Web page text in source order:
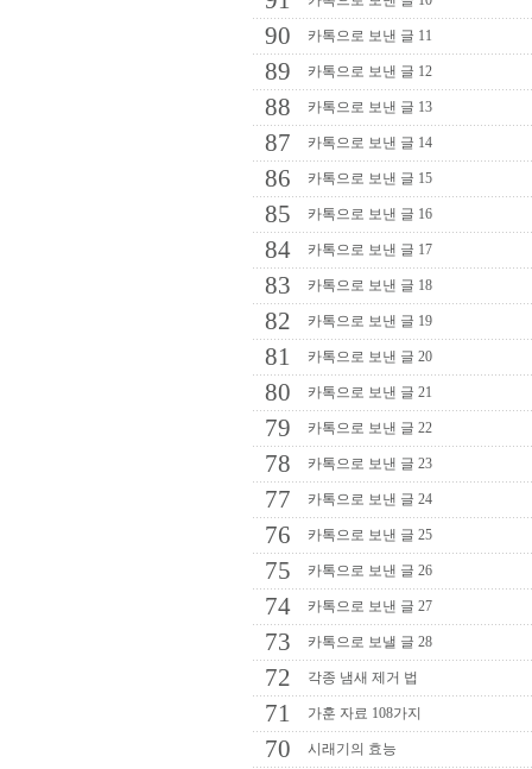
90 카톡으로 보낸 글 11
89 카톡으로 보낸 글 12
88 카톡으로 보낸 글 13
87 카톡으로 보낸 글 14
86 카톡으로 보낸 글 15
85 카톡으로 보낸 글 16
84 카톡으로 보낸 글 17
83 카톡으로 보낸 글 18
82 카톡으로 보낸 글 19
81 카톡으로 보낸 글 20
80 카톡으로 보낸 글 21
79 카톡으로 보낸 글 22
78 카톡으로 보낸 글 23
77 카톡으로 보낸 글 24
76 카톡으로 보낸 글 25
75 카톡으로 보낸 글 26
74 카톡으로 보낸 글 27
73 카톡으로 보낼 글 28
72 각종 냄새 제거 법
71 가훈 자료 108가지
70 시래기의 효능